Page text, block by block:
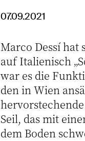
07.09.2021
Marco Dessí hat
auf Italienisch
war es die
den in Wien
Seil, das mit
dem Boden